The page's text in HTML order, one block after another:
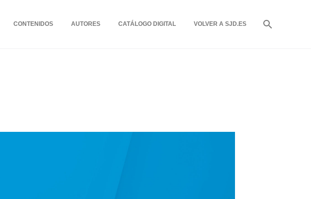
CONTENIDOS AUTORES CATÁLOGO DIGITAL VOLVER A SJD.ES